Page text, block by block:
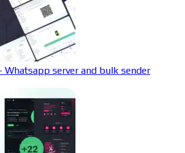
Whatsapp server and bulk sender